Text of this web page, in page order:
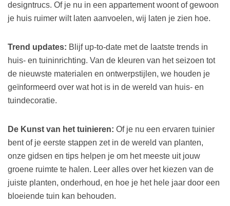
designtrucs. Of je nu in een appartement woont of gewoon
je huis ruimer wilt laten aanvoelen, wij laten je zien hoe.
Trend updates: Blijf up-to-date met de laatste trends in
huis- en tuininrichting. Van de kleuren van het seizoen tot
de nieuwste materialen en ontwerpstijlen, we houden je
geïnformeerd over wat hot is in de wereld van huis- en
tuindecoratie.
De Kunst van het tuinieren: Of je nu een ervaren tuinier
bent of je eerste stappen zet in de wereld van planten,
onze gidsen en tips helpen je om het meeste uit jouw
groene ruimte te halen. Leer alles over het kiezen van de
juiste planten, onderhoud, en hoe je het hele jaar door een
bloeiende tuin kan behouden.